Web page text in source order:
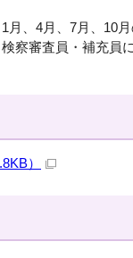
月、4月、7月、10
察審査員・補充員
）